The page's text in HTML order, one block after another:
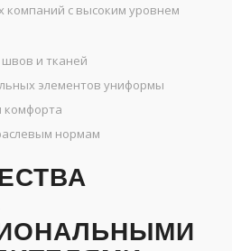
компаний с высоким уровнем
и тканей
элементов униформы
комфорта
нормам